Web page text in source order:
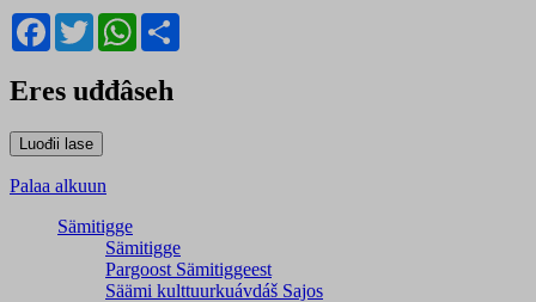
Facebook
TwitterWhatsApp
Eres uđđâseh
Palaa alkuun
Sämitigge
Sämitigge
Pargoost Sämitiggeest
Säämi kulttuurkuávdáš Sajos